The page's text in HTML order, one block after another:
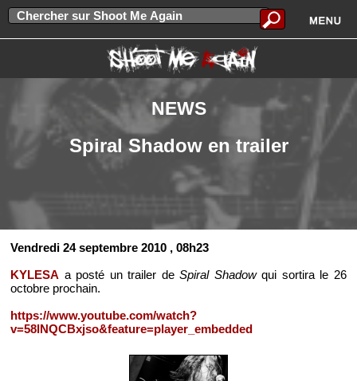
NEWS
Spiral Shadow en trailer
Vendredi 24 septembre 2010 , 08h23
KYLESA a posté un trailer deSpiral Shadowqui sortira le 26
octobre prochain.
https://www.youtube.com/watch?
v=58lNQCBxjso&feature=player_embedded